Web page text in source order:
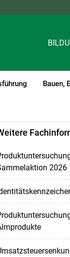
Bauen,
2026